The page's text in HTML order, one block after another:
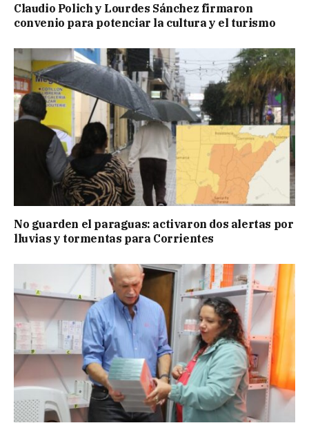
Claudio Polich y Lourdes Sánchez firmaron
convenio para potenciar la cultura y el turismo
No guarden el paraguas: activaron dos alertas por
lluvias y tormentas para Corrientes